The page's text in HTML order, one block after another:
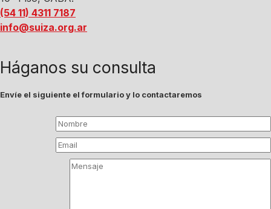
(54 11) 4311 7187
info@suiza.org.ar
Háganos su consulta
Envíe el siguiente el formulario y lo contactaremos